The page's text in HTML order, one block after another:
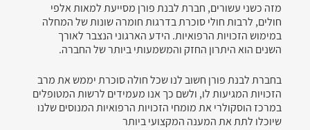
מזה כשני עשורים, חברת לבנת פורן מסייעת למאות אלפי
חולים, לרבות חולי סוכרת בדרגות חומרה שונות של המחלה
במימוש הזכויות הרפואיות. הידע הארגוני הנצבר לאורך
השנים הוא היתרון החזק והמשמעותי ביותר של החברה.
בחברת לבנת פורן חשוב לנו שכל חולה סוכרת יממש את מרב
הזכויות המגיעות לו, ולשם כך אנו מעמידים לרשות המטופלים
במרכז הוסקולרי את מומחי הזכויות הרפואיות המנוסים שלנו
שיוכלו לתת את המענה המקצועי ביותר